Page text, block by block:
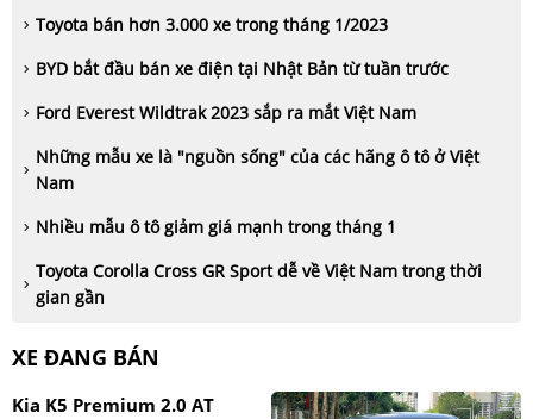
Toyota bán hơn 3.000 xe trong tháng 1/2023
BYD bắt đầu bán xe điện tại Nhật Bản từ tuần trước
Ford Everest Wildtrak 2023 sắp ra mắt Việt Nam
Những mẫu xe là "nguồn sống" của các hãng ô tô ở Việt
Nam
Nhiều mẫu ô tô giảm giá mạnh trong tháng 1
Toyota Corolla Cross GR Sport dễ về Việt Nam trong thời
gian gần
XE ĐANG BÁN
Kia K5 Premium 2.0 AT